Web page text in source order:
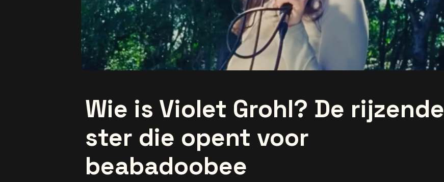
Wie is Violet Grohl? De rijzende
ster die opent voor
beabadoobee